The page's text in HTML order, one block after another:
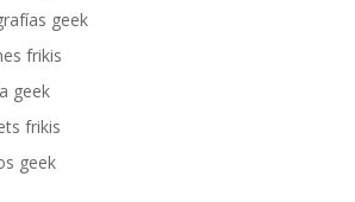
geek
frikis
geek
frikis
geek